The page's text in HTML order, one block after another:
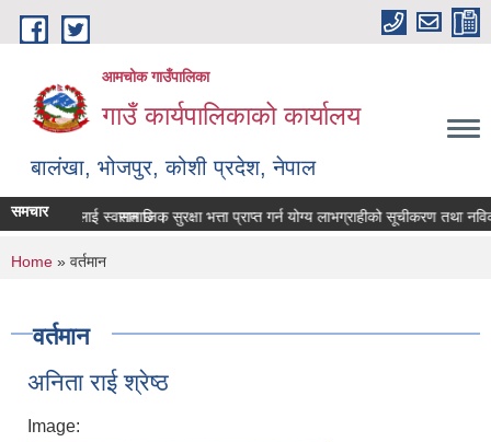
Skip to main content
आमचोक गाउँपालिका
गाउँ कार्यपालिकाको कार्यालय
बालंखा, भोजपुर, कोशी प्रदेश, नेपाल
यहाँहरुलाई स्वागत छ ।
समचार सामाजिक सुरक्षा भत्ता प्राप्‍त गर्न योग्य लाभग्राहीको सूचीकरण तथा
You are here
Home » वर्तमान
वर्तमान
अनिता राई श्रेष्ठ
Image: